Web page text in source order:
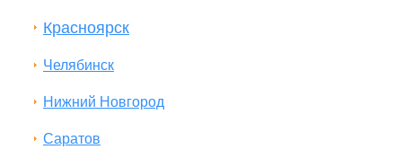
Красноярск
Челябинск
Нижний Новгород
Саратов